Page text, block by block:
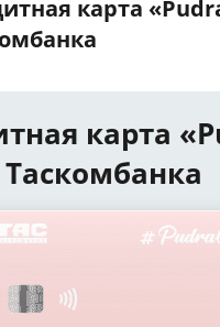
карта
карта